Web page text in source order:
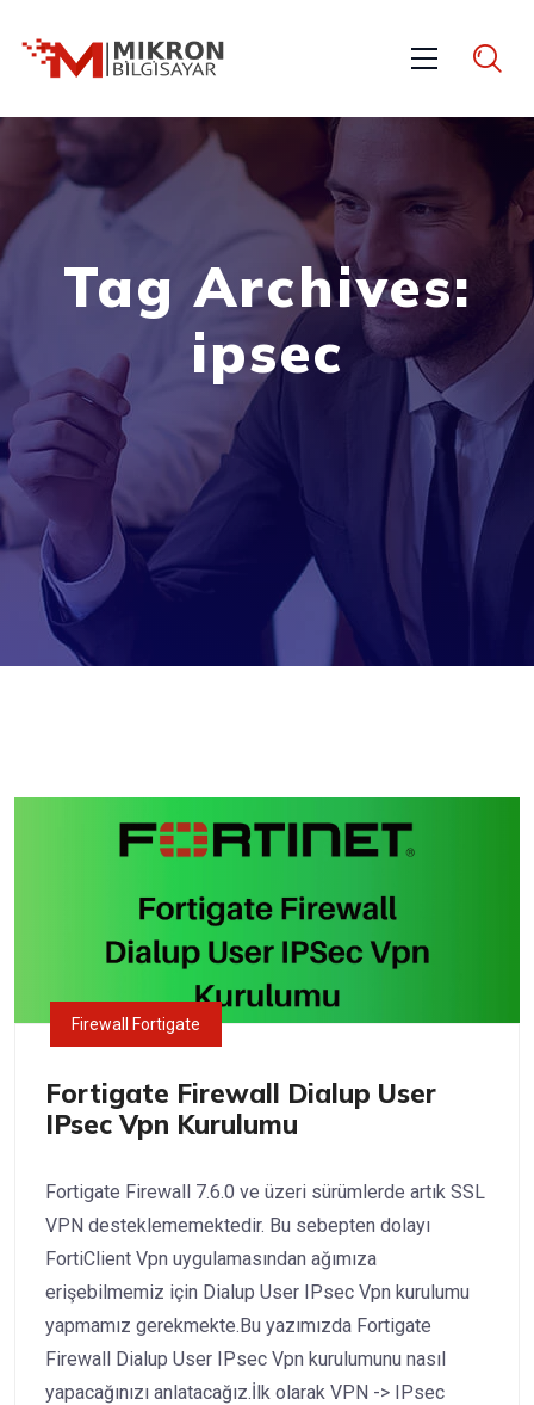
Tag Archives:
ipsec
Firewall Fortigate
Fortigate Firewall Dialup User
IPsec Vpn Kurulumu
Fortigate Firewall 7.6.0 ve üzeri sürümlerde artık SSL
VPN desteklememektedir. Bu sebepten dolayı
FortiClient Vpn uygulamasından ağımıza
erişebilmemiz için Dialup User IPsec Vpn kurulumu
yapmamız gerekmekte.Bu yazımızda Fortigate
Firewall Dialup User IPsec Vpn kurulumunu nasıl
yapacağınızı anlatacağız.İlk olarak VPN -> IPsec